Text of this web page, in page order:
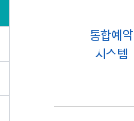
통합예약
시스템